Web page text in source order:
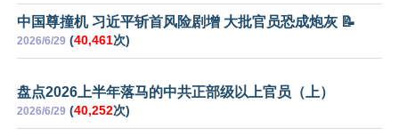
中国尊撞机 习近平斩首风险剧增 大批官员恐成炮灰 📝
2026/6/29 (40,461次)
盘点2026上半年落马的中共正部级以上官员（上）
2026/6/29 (40,252次)